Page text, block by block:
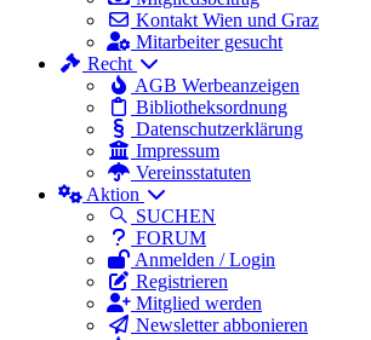
Kontakt Wien und Graz
Mitarbeiter gesucht
Recht
AGB Werbeanzeigen
Bibliotheksordnung
Datenschutzerklärung
Impressum
Vereinsstatuten
Aktion
SUCHEN
FORUM
Anmelden / Login
Registrieren
Mitglied werden
Newsletter abbonieren